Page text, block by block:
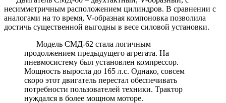
несимметричным расположением цилиндров. В сравнении с
аналогами на то время, V-образная компоновка позволила
достичь существенной выгодны в весе силовой установки.
Модель СМД-62 стала логичным
продолжением предыдущего агрегата. На
пневмосистему был установлен компрессор.
Мощность выросла до 165 л.с. Однако, совсем
скоро этот двигатель перестал обеспечивать
потребности пользователей техники. Трактор
нуждался в более мощном моторе.